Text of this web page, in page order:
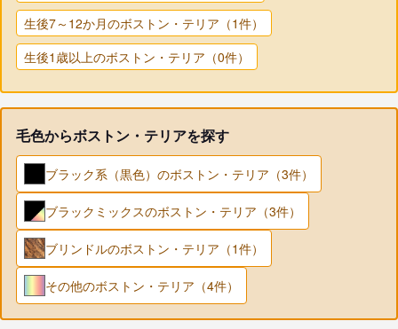
生後7～12か月のボストン・テリア（1件）
生後1歳以上のボストン・テリア（0件）
毛色からボストン・テリアを探す
ブラック系（黒色）のボストン・テリア（3件）
ブラックミックスのボストン・テリア（3件）
ブリンドルのボストン・テリア（1件）
その他のボストン・テリア（4件）